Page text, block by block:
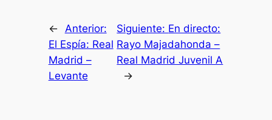
←
Anterior:
El Espía: Real
Madrid –
Levante
Siguiente: En directo:
Rayo Majadahonda –
Real Madrid Juvenil A
→